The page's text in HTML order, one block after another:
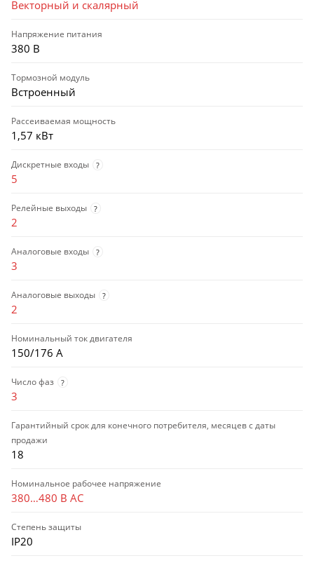
Векторный и скалярный
Напряжение питания
380 В
Тормозной модуль
Встроенный
Рассеиваемая мощность
1,57 кВт
Дискретные входы ?
5
Релейные выходы ?
2
Аналоговые входы ?
3
Аналоговые выходы ?
2
Номинальный ток двигателя
150/176 А
Число фаз ?
3
Гарантийный срок для конечного потребителя, месяцев с даты
продажи
18
Номинальное рабочее напряжение
380…480 В AC
Степень защиты
IP20